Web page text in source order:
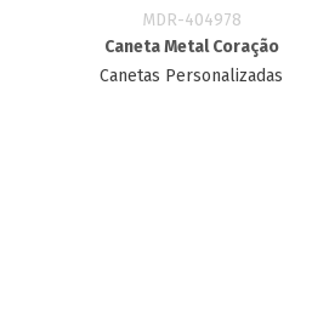
MDR-404978
Caneta Metal Coração
Canetas Personalizadas